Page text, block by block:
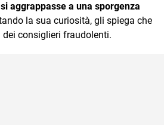
aggrappasse a una sporgenza
la sua curiosità, gli spiega che
consiglieri fraudolenti.